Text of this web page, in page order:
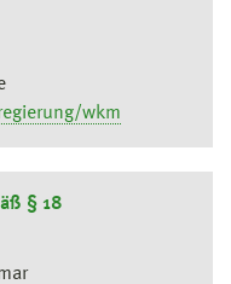
wkm
§ 18